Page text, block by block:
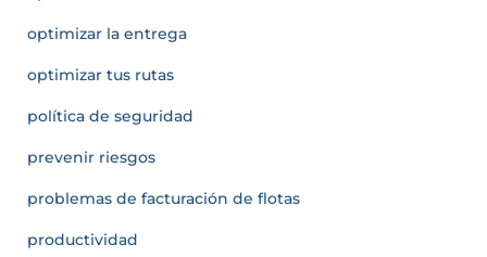
optimizar la entrega
optimizar tus rutas
política de seguridad
prevenir riesgos
problemas de facturación de flotas
productividad